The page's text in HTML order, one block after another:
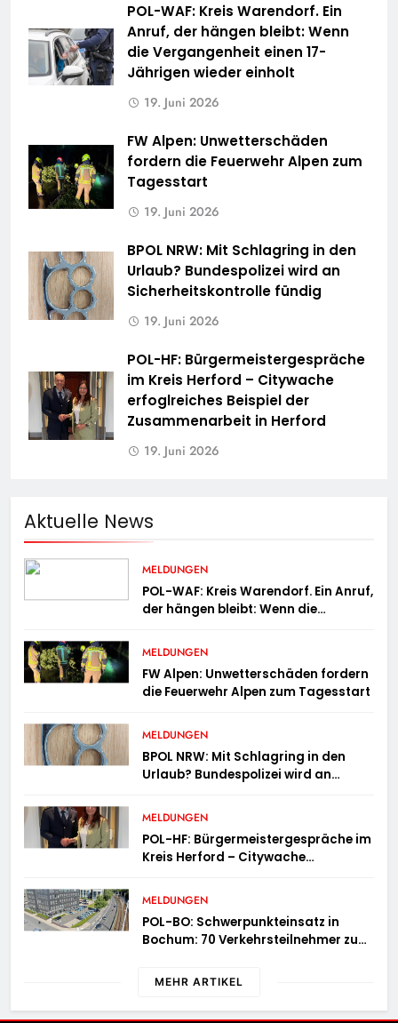
POL-WAF: Kreis Warendorf. Ein
Anruf, der hängen bleibt: Wenn
die Vergangenheit einen 17-
Jährigen wieder einholt
19. Juni 2026
FW Alpen: Unwetterschäden
fordern die Feuerwehr Alpen zum
Tagesstart
19. Juni 2026
BPOL NRW: Mit Schlagring in den
Urlaub? Bundespolizei wird an
Sicherheitskontrolle fündig
19. Juni 2026
POL-HF: Bürgermeistergespräche
im Kreis Herford – Citywache
erfoglreiches Beispiel der
Zusammenarbeit in Herford
19. Juni 2026
Aktuelle News
MELDUNGEN
POL-WAF: Kreis Warendorf. Ein Anruf,
der hängen bleibt: Wenn die
wieder einholt
MELDUNGEN
FW Alpen: Unwetterschäden fordern
die Feuerwehr Alpen zum Tagesstart
MELDUNGEN
BPOL NRW: Mit Schlagring in den
Urlaub? Bundespolizei wird an
MELDUNGEN
POL-HF: Bürgermeistergespräche im
Kreis Herford – Citywache
Zusammenarbeit in Herford
MELDUNGEN
POL-BO: Schwerpunkteinsatz in
Bochum: 70 Verkehrsteilnehmer zu
MEHR ARTIKEL